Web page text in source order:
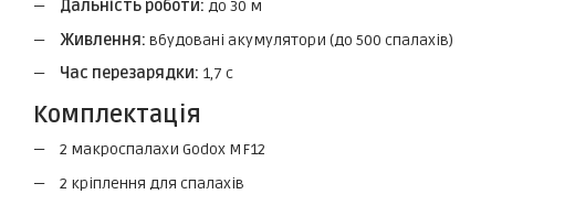
Дальність роботи: до 30 м
Живлення: вбудовані акумулятори (до 500 спалахів)
Час перезарядки: 1,7 с
Комплектація
2 макроспалахи Godox MF12
2 кріплення для спалахів